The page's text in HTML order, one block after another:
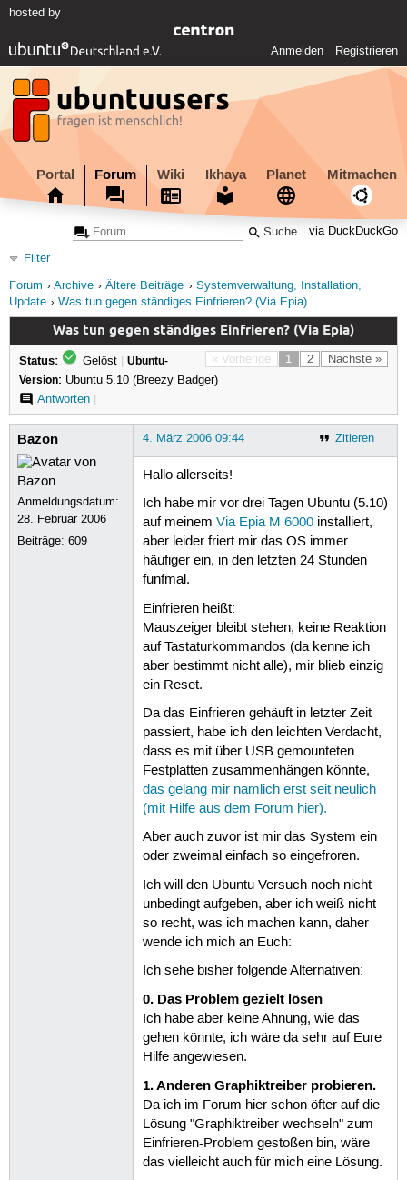
hosted by
Anmelden Registrieren
Portal Forum Wiki Ikhaya Planet Mitmachen
via DuckDuckGo
Filter
Forum
Archive Ältere Beiträge
Systemverwaltung, Installation,
Update
Was tun gegen ständiges Einfrieren? (Via Epia)
Was tun gegen ständiges Einfrieren? (Via Epia)
« Vorherige 1 2 Nächste »
Status: Gelöst | Ubuntu-
Version: Ubuntu 5.10 (Breezy Badger)
Antworten|
Bazon
Anmeldungsdatum:
28. Februar 2006
Beiträge:609
Zitieren
4. März 2006 09:44
Hallo allerseits!
Ich habe mir vor drei Tagen Ubuntu (5.10)
auf meinem Via Epia M 6000installiert,
aber leider friert mir das OS immer
häufiger ein, in den letzten 24 Stunden
fünfmal.
Einfrieren heißt:
Mauszeiger bleibt stehen, keine Reaktion
auf Tastaturkommandos (da kenne ich
aber bestimmt nicht alle), mir blieb einzig
ein Reset.
Da das Einfrieren gehäuft in letzter Zeit
passiert, habe ich den leichten Verdacht,
dass es mit über USB gemounteten
Festplatten zusammenhängen könnte,
das gelang mir nämlich erst seit neulich
(mit Hilfe aus dem Forum hier).
Aber auch zuvor ist mir das System ein
oder zweimal einfach so eingefroren.
Ich will den Ubuntu Versuch noch nicht
unbedingt aufgeben, aber ich weiß nicht
so recht, was ich machen kann, daher
wende ich mich an Euch:
Ich sehe bisher folgende Alternativen:
0. Das Problem gezielt lösen
Ich habe aber keine Ahnung, wie das
gehen könnte, ich wäre da sehr auf Eure
Hilfe angewiesen.
1. Anderen Graphiktreiber probieren.
Da ich im Forum hier schon öfter auf die
Lösung "Graphiktreiber wechseln" zum
Einfrieren-Problem gestoßen bin, wäre
das vielleicht auch für mich eine Lösung.